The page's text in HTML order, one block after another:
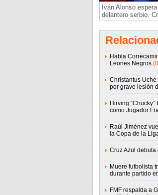
Iván Alonso
delantero serbio.
Habla
Leones Negros
Christantus
por grave lesión
Hirving
como Jugador
Raúl Jiménez
la Copa de la
Cruz Azul debuta
Muere futbolista
durante partido
FMF respalda a